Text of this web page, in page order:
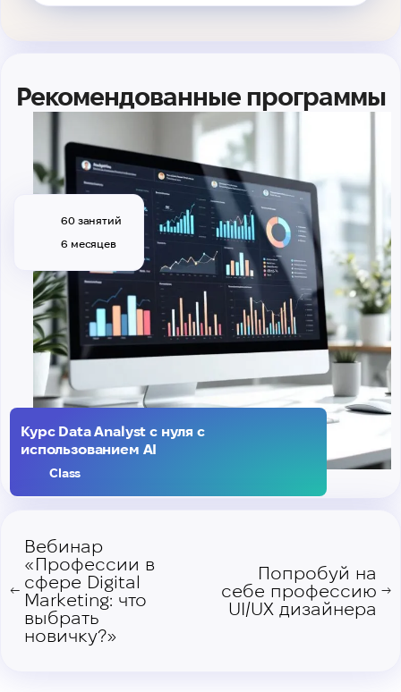
Рекомендованные программы
60 занятий
6 месяцев
Курс Data Analyst с нуля с
использованием AI
Class
←
Вебинар
«Профессии в
сфере Digital
Marketing: что
выбрать
новичку?»
Попробуй на
себе профессию
UI/UX дизайнера
→